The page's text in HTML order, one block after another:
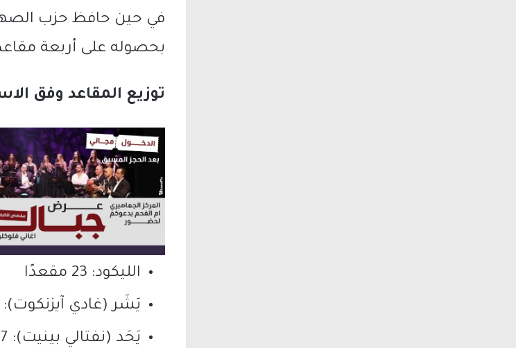
في حين حافظ حزب
بحصوله على أربعة
توزيع المقاعد وفق
الليكود: 23 مقعدًا
يَشَر (غادي آيزنكوت): 21 مقعدًا
يَحَد (نفتالي بينيت): 17 مقعدًا